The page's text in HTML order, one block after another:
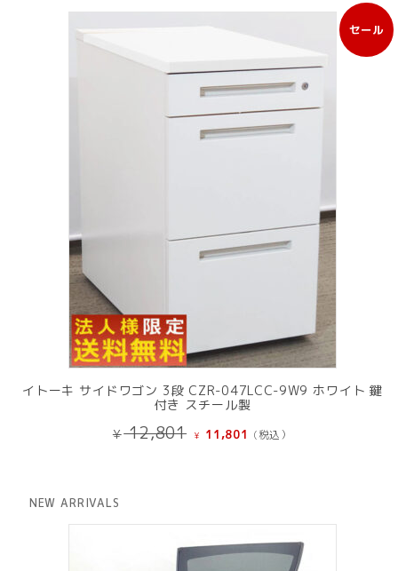
セール
販
売
イトーキ サイドワゴン 3段 CZR-047LCC-9W9 ホワイト 鍵
付き スチール製
¥12,801 元
し
¥ 11,801 現
で
(税込）
NEW ARRIVALS